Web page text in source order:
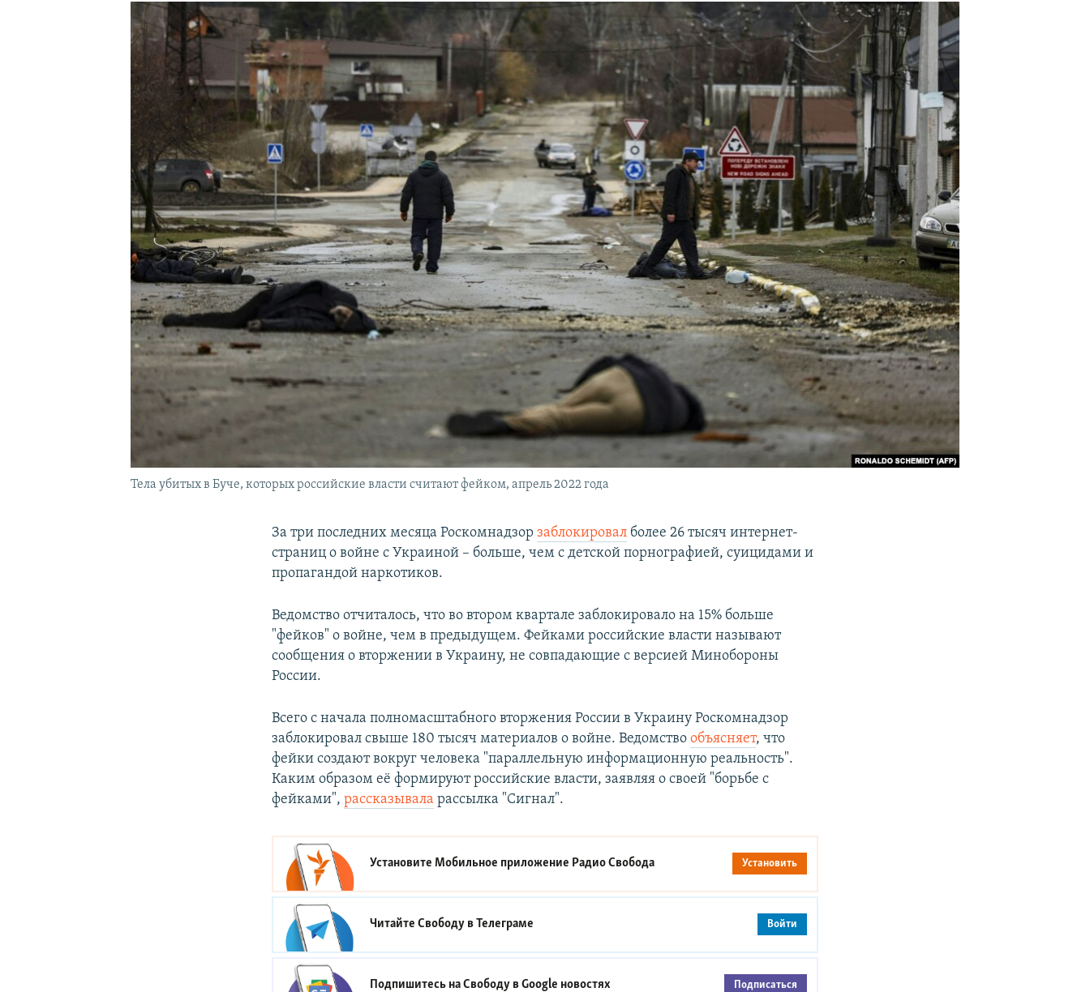
ПОДПИШИТЕСЬ НА РАССЫЛКУ
Тела убитых в Буче, которых российские власти считают фейком, апрель 2022 года
За три последних месяца Роскомнадзорзаблокировал более 26 тысяч интернет-
страниц о войне с Украиной – больше, чем с детской порнографией, суицидами и
пропагандой наркотиков.
Ведомство отчиталось, что во втором квартале заблокировало на 15% больше
"фейков" о войне, чем в предыдущем. Фейками российские власти называют
сообщения о вторжении в Украину, не совпадающие с версией Минобороны
России.
Всего с начала полномасштабного вторжения России в Украину Роскомнадзор
заблокировал свыше 180 тысяч материалов о войне. Ведомствообъясняет, что
фейки создают вокруг человека "параллельную информационную реальность".
Каким образом её формируют российские власти, заявляя о своей "борьбе с
фейками",рассказывала рассылка "Сигнал".
Установите Мобильное приложение Радио Свобода Установить
Читайте Свободу вТелеграме Войти
Подпишитесь на Свободу вGoogle новостях Подписаться